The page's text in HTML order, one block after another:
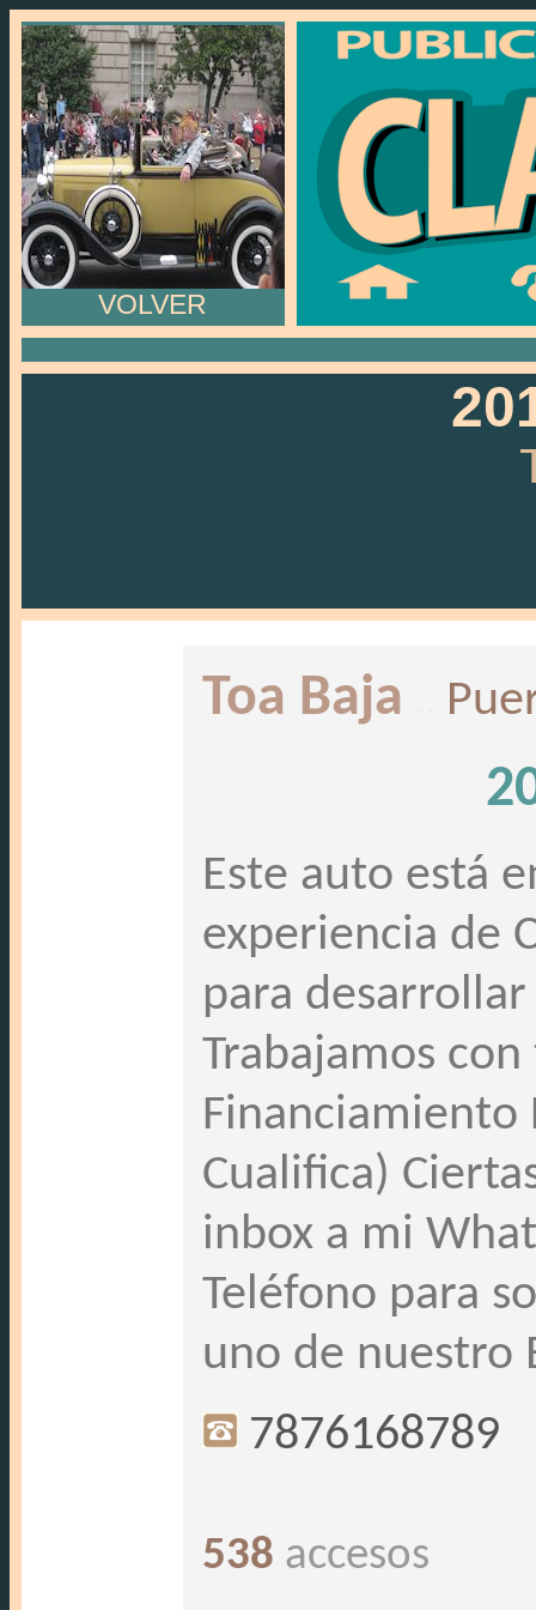
VOLVER
Toa Baja
Este auto está
experiencia de
para
Trabajamos
Financiamiento
Cualifica)
inbox a mi
Teléfono para
uno de nuestro
7876168789
538 accesos